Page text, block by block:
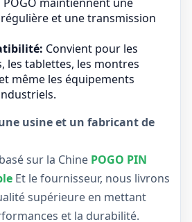
et une transmission
Convient pour les
les tablettes, les montres
même les équipements
usine et un fabricant de
sur la Chine POGO PIN
Et le fournisseur, nous livrons
supérieure en mettant
et la durabilité.